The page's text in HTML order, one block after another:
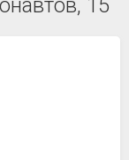
15